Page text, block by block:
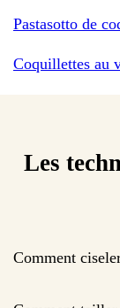
Pastasotto de
Coquillettes au
Les
Comment